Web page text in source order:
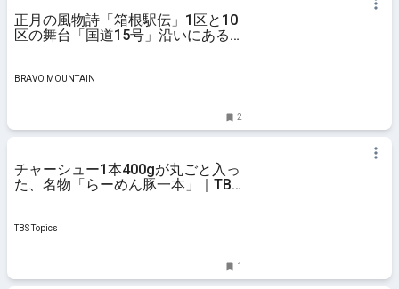
正月の風物詩「箱根駅伝」1区と10
区の舞台「国道15号」沿いにある
ベル｜ニュース｜BRAVO
BRAVO MOUNTAIN
2
チャーシュー1本400gが丸ごと入っ
た、名物「らーめん豚一本」｜TBS
TBS Topics
1